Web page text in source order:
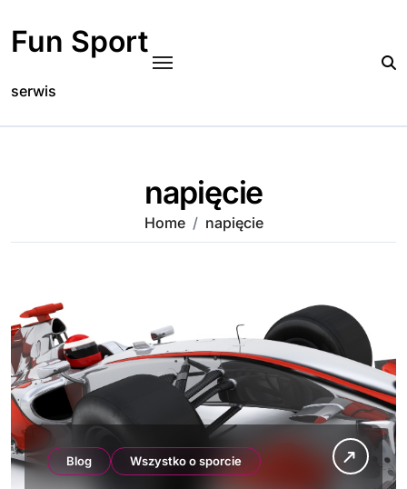
content
Fun Sport
serwis
napięcie
Home napięcie
Blog Wszystko o sporcie